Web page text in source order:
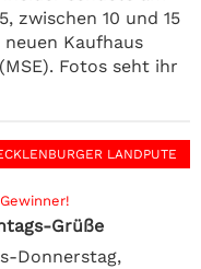
zwischen 10 und 15
Kaufhaus
Fotos seht ihr
LANDPUTE
Grüße
Donnerstag,